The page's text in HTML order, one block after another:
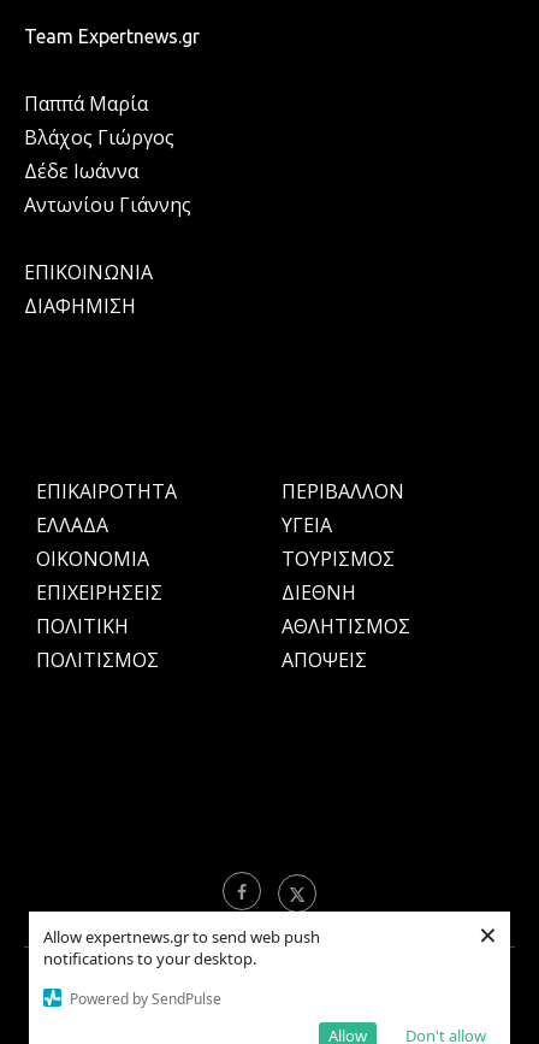
Allow expertnews.gr to send web push
notifications to your desktop.
Powered by SendPulse
Don't allow
Allow
×
Team Expertnews.gr
Παππά Μαρία
Βλάχος Γιώργος
Δέδε Ιωάννα
Αντωνίου Γιάννης
ΕΠΙΚΟΙΝΩΝΙΑ
ΔΙΑΦΗΜΙΣΗ
ΕΠΙΚΑΙΡΟΤΗΤΑ
ΕΛΛΑΔΑ
OIKONOMIA
ΕΠΙΧΕΙΡΗΣΕΙΣ
ΠΟΛΙΤΙΚΗ
ΠΟΛΙΤΙΣΜΟΣ
ΠΕΡΙΒΑΛΛΟΝ
ΥΓΕΙΑ
ΤΟΥΡΙΣΜΟΣ
ΔΙΕΘΝΗ
ΑΘΛΗΤΙΣΜΟΣ
ΑΠΟΨΕΙΣ